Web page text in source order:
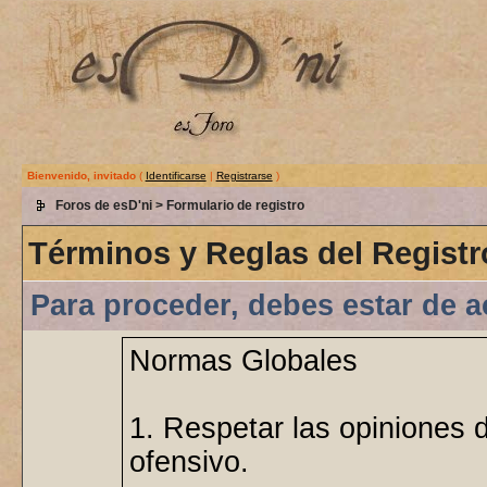
Bienvenido, invitado( Identificarse | Registrarse )
Foros de esD'ni> Formulario de registro
Términos y Reglas del
Para proceder, debes estar de
Normas Globales
1. Respetar las opiniones
ofensivo.